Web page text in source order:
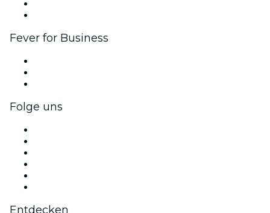
Fever for Business
Folge uns
Entdecken